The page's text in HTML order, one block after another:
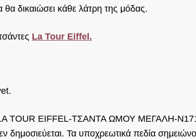
δικαιώσει κάθε λάτρη της μόδας.
La Tour Eiffel.
TOUR EIFFEL-ΤΣΑΝΤΑ ΩΜΟΥ ΜΕΓΑΛΗ-
δημοσιεύεται. Τα υποχρεωτικά πεδία